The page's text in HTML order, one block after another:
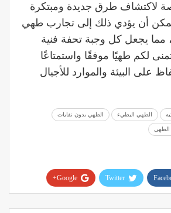
لاكتشاف طرق جديدة ومبتكرة
أن يؤدي ذلك إلى تجارب طهي
مما يجعل كل وجبة تحفة فنية
لكم طهيًا موفقًا واستمتاعًا
على البيئة والموارد للأجيال
الطهي البطيء الطهي بدون نفايات
الطهي
Twitter
Google+